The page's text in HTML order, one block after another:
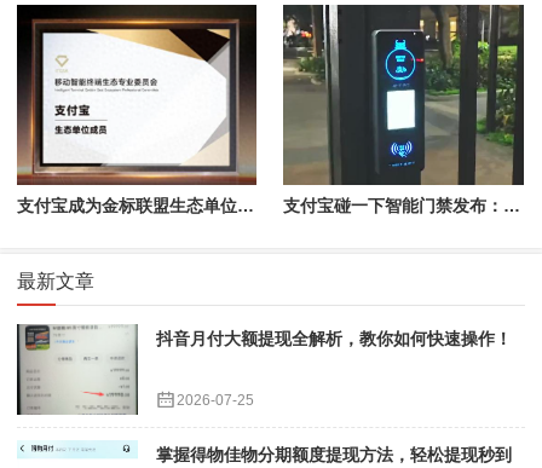
支付宝成为金标联盟生态单位成员，已有26款应用加入 支付宝碰一下智能门禁发布：可互动、会说话、能发红包
最新文章
抖音月付大额提现全解析，教你如何快速操作！
2026-07-25
掌握得物佳物分期额度提现方法，轻松提现秒到